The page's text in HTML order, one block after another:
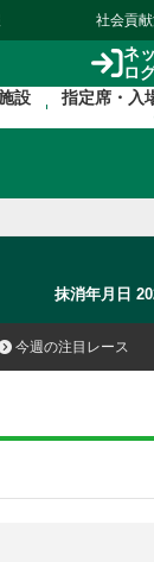
社会貢
ネ
ロ
設 指定席・入
抹消年月日
今週の注目レース